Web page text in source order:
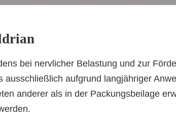
bei nervlicher Belastung und zur
aufgrund langjähriger
anderer als in der Packungsbeilage